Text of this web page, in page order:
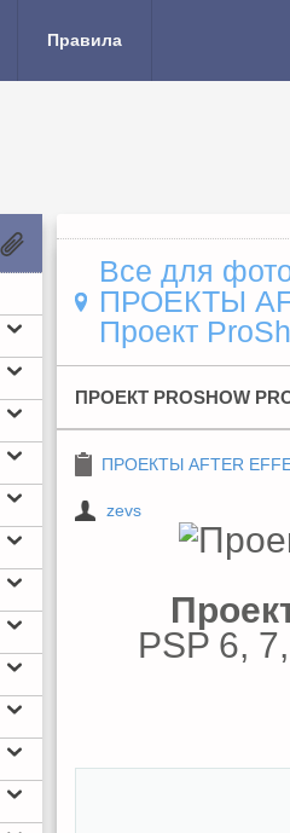
Правила
Все для
ПРОЕКТЫ
Проект
ПРОЕКТ PROSHOW
ПРОЕКТЫ AFTER
zevs
PSP 6,